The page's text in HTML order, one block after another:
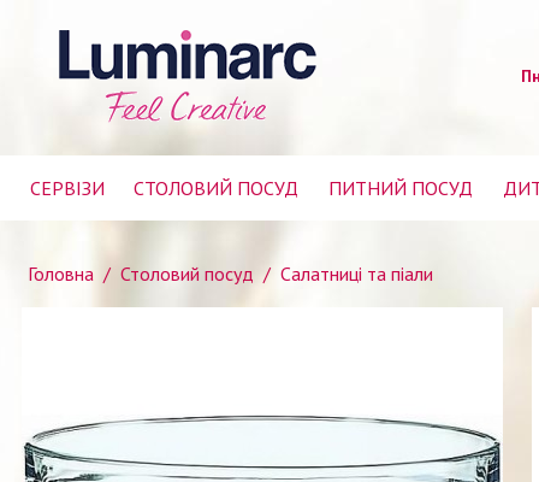
СЕРВІЗИ СТОЛОВИЙ ПОСУД ПИТНИЙ ПОСУД
Головна / Столовий посуд / Салатниці та піали